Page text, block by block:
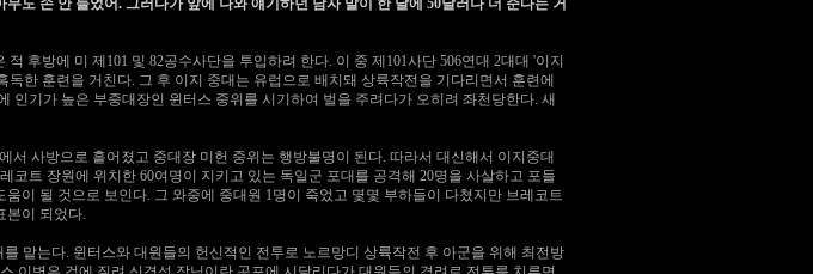
도 손 안 들었어. 그러다가 앞에 나와 얘기하던 남자 말이 한 달에 50달러나 더 준다는 거
후방에 미 제101 및 82공수사단을 투입하려 한다. 이 중 제101사단 506연대 2대대 '이지
한 훈련을 거친다. 그 후 이지 중대는 유럽으로 배치돼 상륙작전을 기다리면서 훈련에
기가 높은 부중대장인 윈터스 중위를 시기하여 벌을 주려다가 오히려 좌천당한다. 새
사방으로 흩어졌고 중대장 미헌 중위는 행방불명이 된다. 따라서 대신해서 이지중대
트 장원에 위치한 60여명이 지키고 있는 독일군 포대를 공격해 20명을 사살하고 포들
이 될 것으로 보인다. 그 와중에 중대원 1명이 죽었고 몇몇 부하들이 다쳤지만 브레코트
본이 되었다.
맡는다. 윈터스와 대원들의 헌신적인 전투로 노르망디 상륙작전 후 아군을 위해 최전방